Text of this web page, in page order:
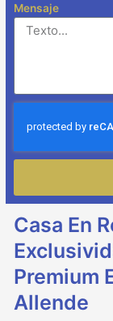
Mensaje
Casa En
Premium
Allende